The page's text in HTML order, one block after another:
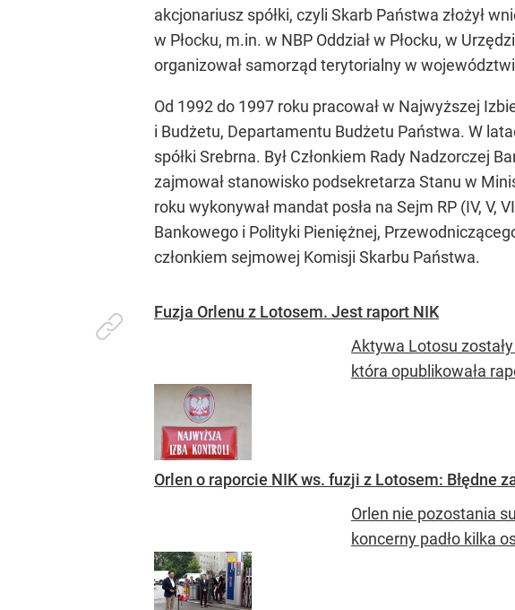
akcjonariusz spółki, czyli Skarb Państwa złożył
w Płocku, m.in. w NBP Oddział w Płocku, w
organizował samorząd terytorialny w
Od 1992 do 1997 roku pracował w Najwyższej
i Budżetu, Departamentu Budżetu Państwa. W
spółki Srebrna. Był Członkiem Rady Nadzorczej
zajmował stanowisko podsekretarza Stanu w
roku wykonywał mandat posła na Sejm RP (IV,
Bankowego i Polityki Pieniężnej,
członkiem sejmowej Komisji Skarbu Państwa.
Fuzja Orlenu z Lotosem. Jest raport NIK
Aktywa Lotosu
która opublikowała
Orlen o raporcie NIK ws. fuzji z Lotosem: Błędne
Orlen nie pozostania
koncerny padło kilka